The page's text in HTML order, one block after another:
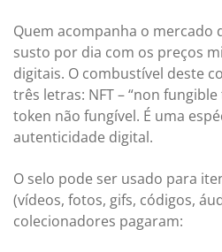
Quem acompanha o mercado
susto por dia com os preços
digitais. O combustível deste
três letras: NFT – “non
token não fungível. É uma
autenticidade digital.
O selo pode ser usado para
(vídeos, fotos, gifs, códigos,
colecionadores pagaram: